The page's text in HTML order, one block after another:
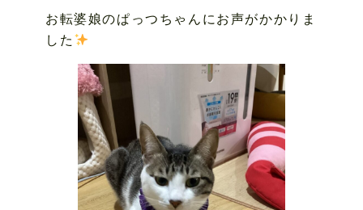
お転婆娘のぱっつちゃんにお声がかかりま
した